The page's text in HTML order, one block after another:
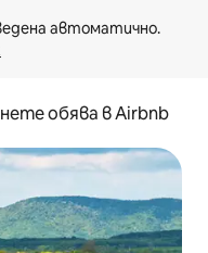
обява в Airbnb